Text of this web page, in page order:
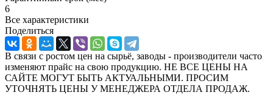
6
Все характеристики
Поделиться
В связи с ростом цен на сырьё, заводы - производители часто
изменяют прайс на свою продукцию. НЕ ВСЕ ЦЕНЫ НА
САЙТЕ МОГУТ БЫТЬ АКТУАЛЬНЫМИ. ПРОСИМ
УТОЧНЯТЬ ЦЕНЫ У МЕНЕДЖЕРА ОТДЕЛА ПРОДАЖ.